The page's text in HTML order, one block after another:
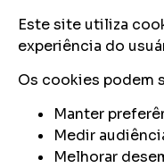
Este site utiliza
experiência do
Os cookies podem
Manter
Medir
Melhorar